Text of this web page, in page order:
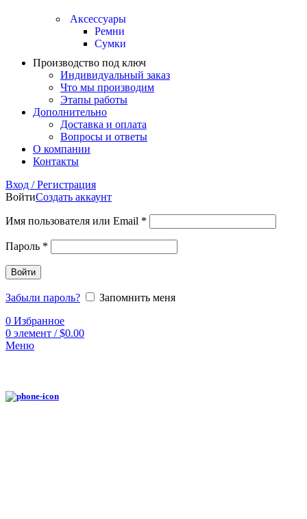
Аксессуары
Ремни
Сумки
Производство под ключ
Индивидуальный заказ
Что мы производим
Этапы работы
Дополнительно
Доставка и оплата
Вопросы и ответы
О компании
Контакты
Вход / Регистрация
ВойтиСоздать аккаунт
Имя пользователя или Email *
Пароль *
Войти
Забыли пароль?
Запомнить меня
0 Избранное
0 элемент / $0.00
Меню